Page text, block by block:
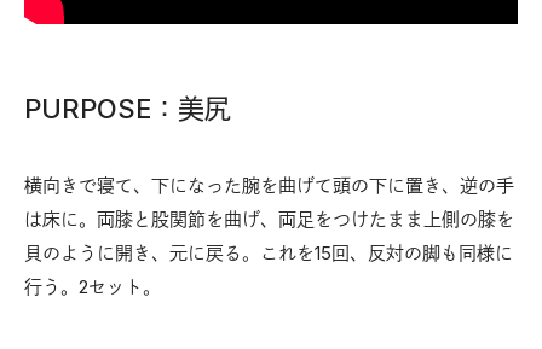
PURPOSE：美尻
横向きで寝て、下になった腕を曲げて頭の下に置き、逆の手
は床に。両膝と股関節を曲げ、両足をつけたまま上側の膝を
貝のように開き、元に戻る。これを15回、反対の脚も同様に
行う。2セット。